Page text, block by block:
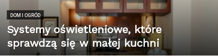
DOM I OGRÓD
Systemy oświetleniowe, które
sprawdzą się w małej kuchni